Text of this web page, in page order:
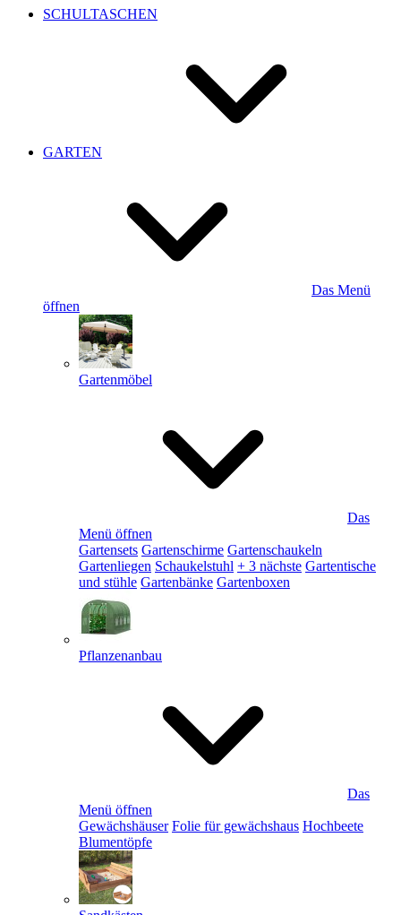
SCHULTASCHEN
GARTEN
Das Menü
öffnen
Gartenmöbel
Das
Menü öffnen
Gartensets Gartenschirme Gartenschaukeln
Gartenliegen Schaukelstuhl + 3 nächste Gartentische
und stühle Gartenbänke Gartenboxen
Pflanzenanbau
Das
Menü öffnen
Gewächshäuser Folie für gewächshaus Hochbeete
Blumentöpfe